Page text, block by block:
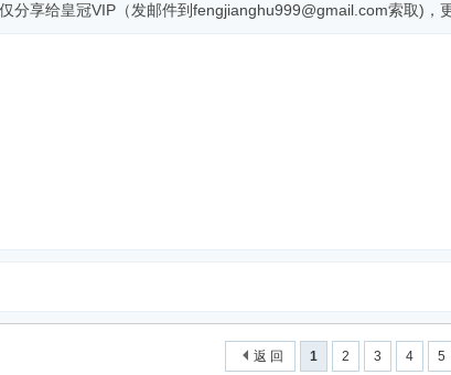
享给皇冠VIP（发邮件到fengjianghu999@gmail.com索取)，
1 2 3 4 5
返 回